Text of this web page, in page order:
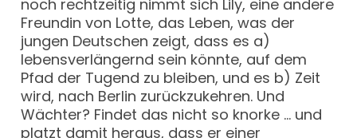
noch rechtzeitig nimmt sich Lily, eine andere
Freundin von Lotte, das Leben, was der
jungen Deutschen zeigt, dass es a)
lebensverlängernd sein könnte, auf dem
Pfad der Tugend zu bleiben, und es b) Zeit
wird, nach Berlin zurückzukehren. Und
Wächter? Findet das nicht so knorke … und
platzt damit heraus, dass er einer